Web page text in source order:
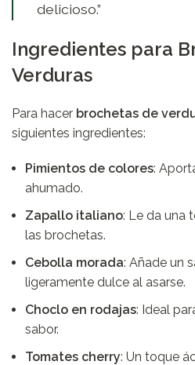
delicioso.”
Ingredientes para
Verduras
Para hacer brochetas de
siguientes ingredientes:
Pimientos de colores:
ahumado.
Zapallo italiano: Le da una
las brochetas.
Cebolla morada: Añade un
ligeramente dulce al asarse.
Choclo en rodajas: Ideal
sabor.
Tomates cherry: Un toque